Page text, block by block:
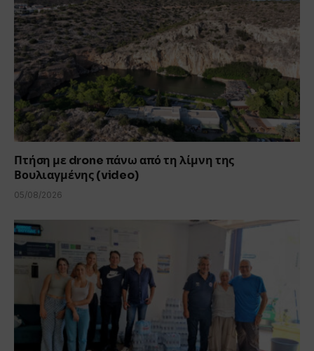
Πτήση με drone πάνω από τη λίμνη της
Βουλιαγμένης (video)
05/08/2026